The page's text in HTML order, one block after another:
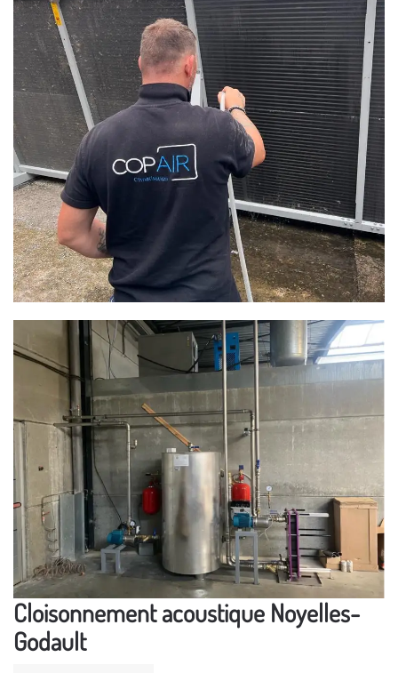
Cloisonnement acoustique Noyelles-
Godault